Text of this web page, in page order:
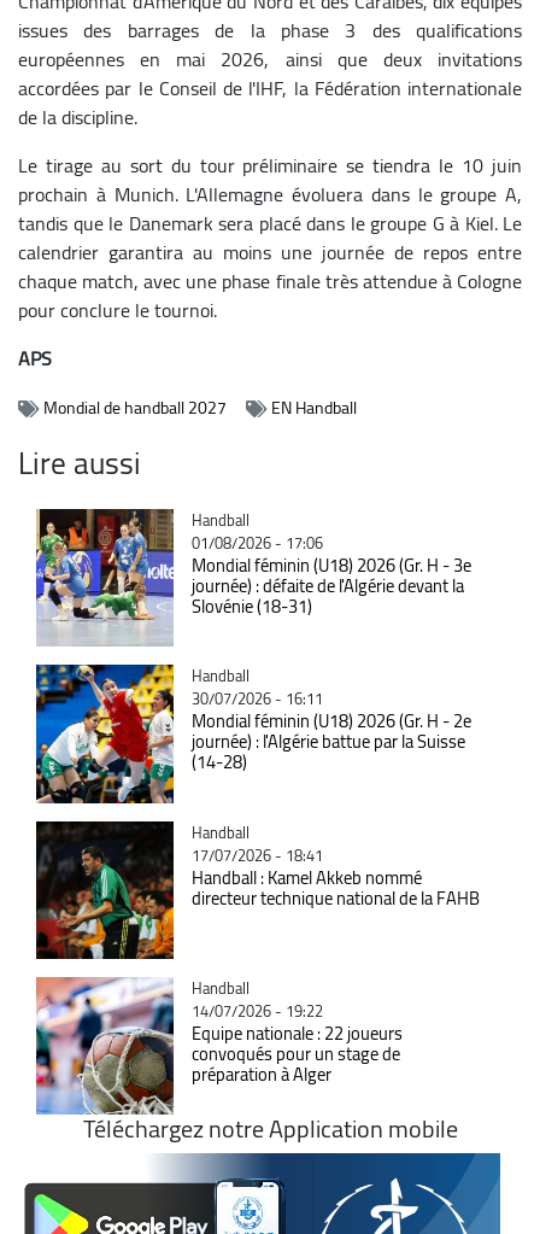
issues des barrages de la phase 3 des qualifications
européennes en mai 2026, ainsi que deux invitations
accordées par le Conseil de l'IHF, la Fédération internationale
de la discipline.
Le tirage au sort du tour préliminaire se tiendra le 10 juin
prochain à Munich. L'Allemagne évoluera dans le groupe A,
tandis que le Danemark sera placé dans le groupe G à Kiel. Le
calendrier garantira au moins une journée de repos entre
chaque match, avec une phase finale très attendue à Cologne
pour conclure le tournoi.
APS
Mondial de handball 2027 EN Handball
Lire aussi
Catégorie
Handball
01/08/2026 - 17:06
Mondial féminin (U18) 2026 (Gr. H - 3e
journée) : défaite de l'Algérie devant la
Slovénie (18-31)
Catégorie
Handball
30/07/2026 - 16:11
Mondial féminin (U18) 2026 (Gr. H - 2e
journée) : l'Algérie battue par la Suisse
(14-28)
Catégorie
Handball
17/07/2026 - 18:41
Handball : Kamel Akkeb nommé
directeur technique national de la FAHB
Catégorie
Handball
14/07/2026 - 19:22
Equipe nationale : 22 joueurs
convoqués pour un stage de
préparation à Alger
Téléchargez notre Application mobile